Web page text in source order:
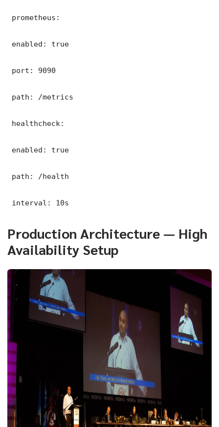
prometheus:
enabled: true
port: 9090
path: /metrics
healthcheck:
enabled: true
path: /health
interval: 10s
Production Architecture — High
Availability Setup